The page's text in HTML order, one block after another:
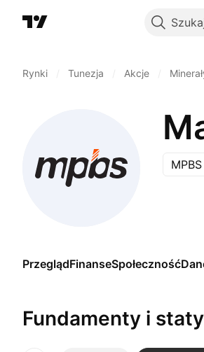
Rynki Tunezja Akcje
MPBS
PrzeglądFinanseSpołeczność
Fundamenty i